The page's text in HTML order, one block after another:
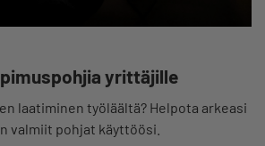
yrittäjille
laatiminen työläältä? Helpota arkeasi
valmiit pohjat käyttöösi.